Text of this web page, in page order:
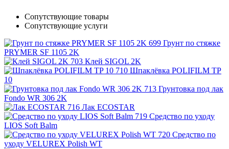
Сопутствующие товары
Сопутствующие услуги
Грунт по стяжке
PRYMER SF 1105 2K
Клей SIGOL 2K
Шпаклёвка POLIFILM TP
10
Грунтовка под лак
Fondo WR 306 2K
Лак ECOSTAR
Средство по уходу
LIOS Soft Balm
Средство по
уходу VELUREX Polish WT